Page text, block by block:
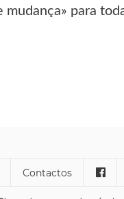
para
Contactos